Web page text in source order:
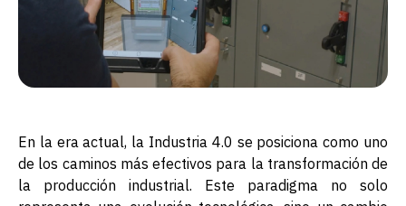
En la era actual, la Industria 4.0 se posiciona como uno
de los caminos más efectivos para la transformación de
la producción industrial. Este paradigma no solo